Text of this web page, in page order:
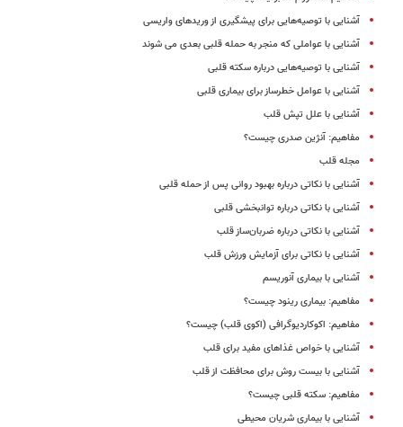
آشنایی با توصیه‌هایی برای پیشگیری از وریدهای واریسی
آشنایی با عواملی که منجر به حمله قلبی بعدی می شوند
آشنایی با توصیه‌هایی درباره سکته قلبی
آشنایی با عوامل خطرساز برای بیماری قلبی
آشنایی با علل تپش قلب
مفاهیم: آنژین صدری چیست؟
مجله قلب
آشنایی با نکاتی درباره بهبود روانی پس از حمله قلبی
آشنایی با نکاتی درباره توانبخشی قلبی
آشنایی با نکاتی درباره ضربان‌ساز قلب
آشنایی با نکاتی برای آزمایش ورزش قلب
آشنایی با بیماری آنوریسم
مفاهیم: بیماری رینود چیست؟
مفاهیم: اکوکاردیوگرافی (اکوی قلب) چیست؟
آشنایی با خواص غذاهای مفید برای قلب
آشنایی با بیست روش برای محافظت از قلب
مفاهیم: سکته قلبی چیست؟
آشنایی با بیماری شریان‌ محیطی